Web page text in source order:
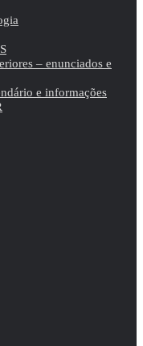
– enunciados e
e informações